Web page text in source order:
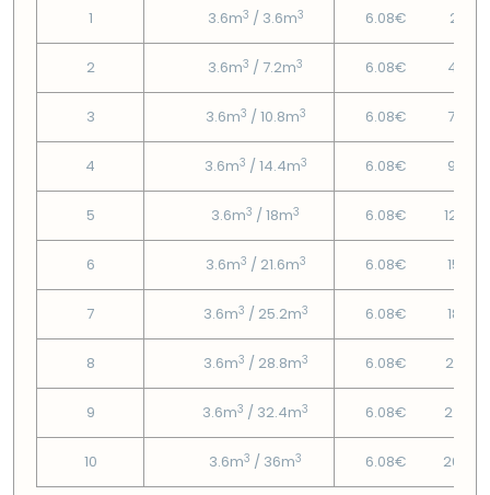
1 3.6m3 / 3.6m3 6.08€ 2.19€
2 3.6m3 / 7.2m3 6.08€ 4.67€
3 3.6m3 / 10.8m3 6.08€ 7.32€
4 3.6m3 / 14.4m3 6.08€ 9.97€
5 3.6m3 / 18m3 6.08€
6 3.6m3 / 21.6m3 6.08€ 15.18€
7 3.6m3 / 25.2m3 6.08€ 18.13€
8 3.6m3 / 28.8m3 6.08€ 21.07€
9 3.6m3 / 32.4m3 6.08€
10 3.6m3 / 36m3 6.08€